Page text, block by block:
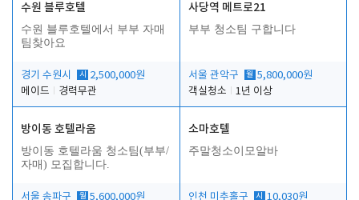
수원 블루호텔
수원 블루호텔에서 부부 자매
팀찾아요
경기 수원시 시
2,500,000원
메이드
경력무관
사당역 메트로21
부부 청소팀 구합니다
서울 관악구 월 5,800,000원
객실청소
1년 이상
방이동 호텔라움
방이동 호텔라움 청소팀(부부/
자매) 모집합니다.
서울 송파구 월 5,600,000원
소마호텔
주말청소이모알바
인천 미추홀구 시
10,030원